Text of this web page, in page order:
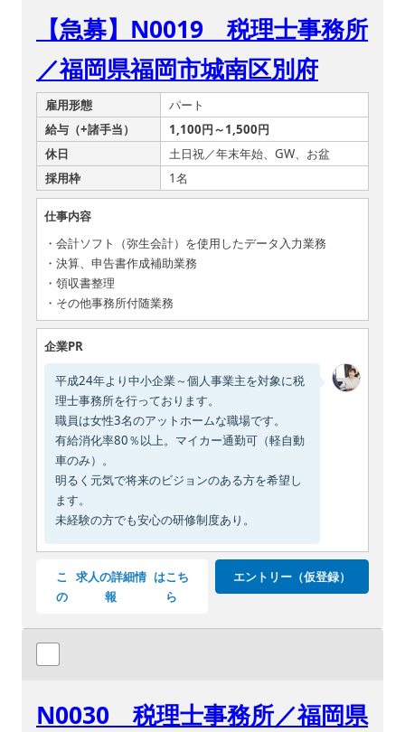
【急募】N0019 税理士事務所
／福岡県福岡市城南区別府
雇用形態
パート
給与（+諸手当）
1,100円～1,500円
休日
土日祝／年末年始、GW、お盆
採用枠
1名
仕事内容
・会計ソフト（弥生会計）を使用したデータ入力業務
・決算、申告書作成補助業務
・領収書整理
・その他事務所付随業務
企業PR
平成24年より中小企業～個人事業主を対象に税
理士事務所を行っております。
職員は女性3名のアットホームな職場です。
有給消化率80％以上。マイカー通勤可（軽自動
車のみ）。
明るく元気で将来のビジョンのある方を希望し
ます。
未経験の方でも安心の研修制度あり。
こ
の
求人の詳細情
報
はこち
ら
エントリー（仮登録）
N0030 税理士事務所／福岡県